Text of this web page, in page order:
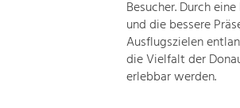
Equality, Youth and Integration.
Mobility & Energy
Besucher. Durch
und die bessere
Ausflugszielen
die Vielfalt der
erlebbar werden.